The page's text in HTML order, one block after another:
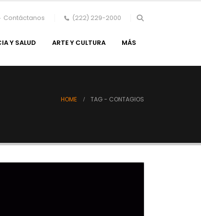
Contáctanos (222) 229-2000
Y SALUD ARTE Y CULTURA MÁS
HOME TAG - CONTAGIOS